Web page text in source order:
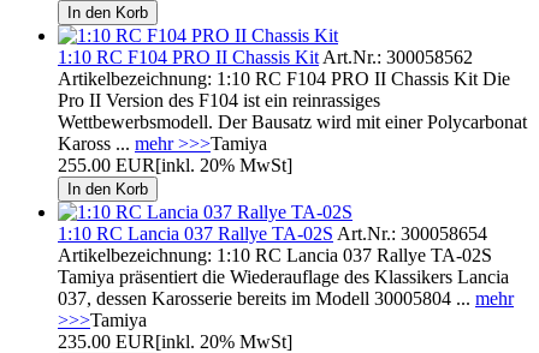
1:10 RC F104 PRO II Chassis Kit Art.Nr.: 300058562
Artikelbezeichnung: 1:10 RC F104 PRO II Chassis Kit Die
Pro II Version des F104 ist ein reinrassiges
Wettbewerbsmodell. Der Bausatz wird mit einer Polycarbonat
Kaross ... mehr >>>Tamiya
255.00 EUR[inkl. 20% MwSt]
1:10 RC Lancia 037 Rallye TA-02S Art.Nr.: 300058654
Artikelbezeichnung: 1:10 RC Lancia 037 Rallye TA-02S
Tamiya präsentiert die Wiederauflage des Klassikers Lancia
037, dessen Karosserie bereits im Modell 30005804 ... mehr
>>>Tamiya
235.00 EUR[inkl. 20% MwSt]